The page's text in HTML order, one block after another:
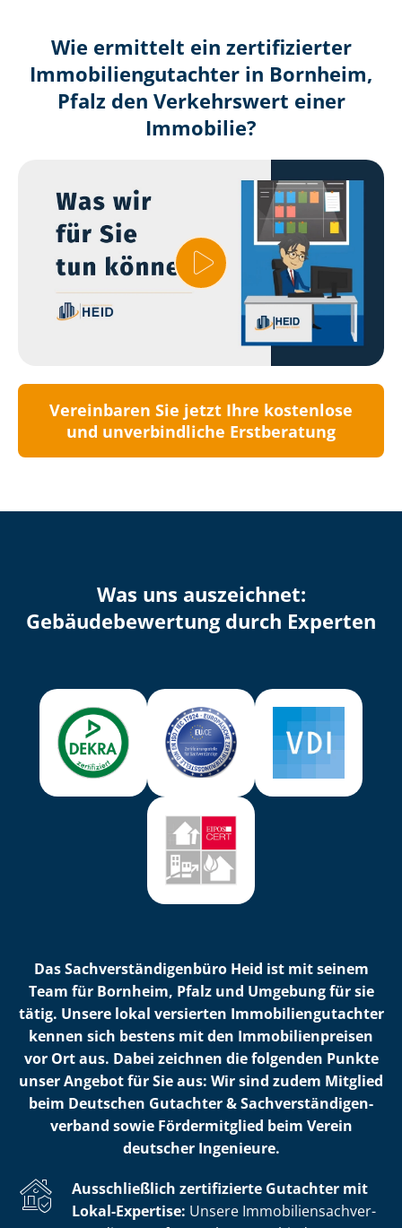
Wie ermittelt ein zertifizierter
Immobilien­gutachter in Bornheim,
Pfalz den Verkehrswert einer
Immobilie?
Vereinbaren Sie jetzt Ihre kostenlose
und unverbindliche Erstberatung
Was uns auszeichnet:
Ge­bäu­de­be­wer­tung durch Experten
Das Sach­ver­stän­di­gen­bü­ro Heid ist mit seinem
Team für Bornheim, Pfalz und Umgebung für sie
tätig. Unsere lokal versierten Im­mo­bi­li­en­gut­ach­ter
kennen sich bestens mit den Im­mo­bi­li­en­prei­sen
vor Ort aus. Dabei zeichnen die folgenden Punkte
unser Angebot für Sie aus: Wir sind zudem Mitglied
beim Deutschen Gutachter & Sach­ver­stän­di­gen­
ver­band sowie Fördermitglied beim Verein
deutscher Ingenieure.
Ausschließlich zertifizierte Gutachter mit
Lokal-Expertise: Unsere Im­mo­bi­li­en­sach­ver­